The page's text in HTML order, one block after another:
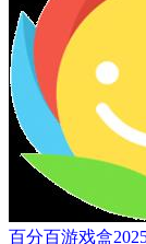
百分百游戏盒